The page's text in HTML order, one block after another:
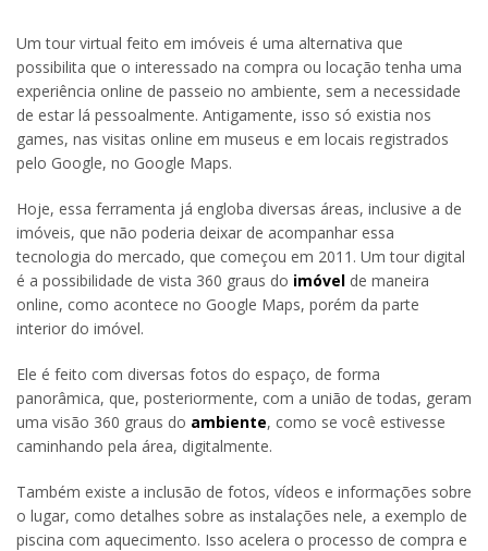
Um tour virtual feito em imóveis é uma alternativa que
possibilita que o interessado na compra ou locação tenha uma
experiência online de passeio no ambiente, sem a necessidade
de estar lá pessoalmente. Antigamente, isso só existia nos
games, nas visitas online em museus e em locais registrados
pelo Google, no Google Maps.
Hoje, essa ferramenta já engloba diversas áreas, inclusive a de
imóveis, que não poderia deixar de acompanhar essa
tecnologia do mercado, que começou em 2011. Um tour digital
é a possibilidade de vista 360 graus do imóvel de maneira
online, como acontece no Google Maps, porém da parte
interior do imóvel.
Ele é feito com diversas fotos do espaço, de forma
panorâmica, que, posteriormente, com a união de todas, geram
uma visão 360 graus do ambiente, como se você estivesse
caminhando pela área, digitalmente.
Também existe a inclusão de fotos, vídeos e informações sobre
o lugar, como detalhes sobre as instalações nele, a exemplo de
piscina com aquecimento. Isso acelera o processo de compra e